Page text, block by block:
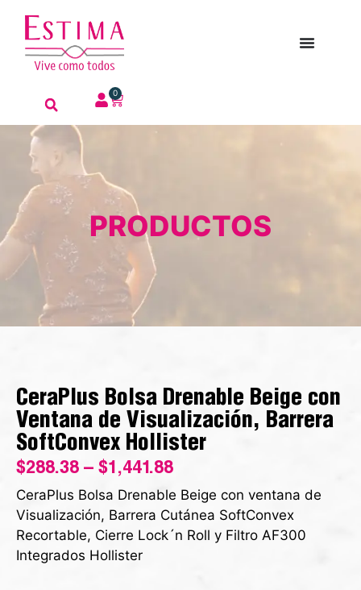
0
PRODUCTOS
CeraPlus Bolsa Drenable Beige con
Ventana de Visualización, Barrera
SoftConvex Hollister
$288.38 – $1,441.88
CeraPlus Bolsa Drenable Beige con ventana de
Visualización, Barrera Cutánea SoftConvex
Recortable, Cierre Lock´n Roll y Filtro AF300
Integrados Hollister